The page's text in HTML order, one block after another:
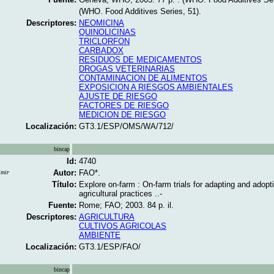
(WHO. Food Additives Series, 51).
Descriptores: NEOMICINA
QUINOLICINAS
TRICLORFON
CARBADOX
RESIDUOS DE MEDICAMENTOS
DROGAS VETERINARIAS
CONTAMINACION DE ALIMENTOS
EXPOSICION A RIESGOS AMBIENTALES
AJUSTE DE RIESGO
FACTORES DE RIESGO
MEDICION DE RIESGO
Localización: GT3.1/ESP/OMS/WA/712/
bincap
Id: 4740
Autor: FAO*.
Título: Explore on-farm : On-farm trials for adapting and
agricultural practices ..-
Fuente: Rome; FAO; 2003. 84 p. il.
Descriptores: AGRICULTURA
CULTIVOS AGRICOLAS
AMBIENTE
Localización: GT3.1/ESP/FAO/
bincap